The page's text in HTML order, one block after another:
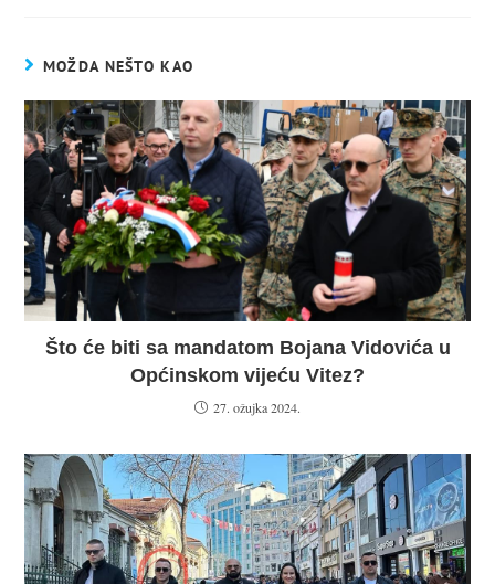
MOŽDA NEŠTO KAO
Što će biti sa mandatom Bojana Vidovića u
Općinskom vijeću Vitez?
27. ožujka 2024.